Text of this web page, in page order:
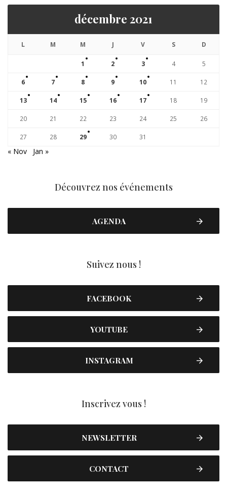
décembre 2021
L M M J V S D
1 2 3 4 5
6 7 8 9 10 11 12
13 14 15 16 17 18 19
20 21 22 23 24 25 26
27 28 29 30 31
« Nov Jan »
Découvrez nos événements
AGENDA
Suivez nous !
FACEBOOK
YOUTUBE
INSTAGRAM
Inscrivez vous !
NEWSLETTER
CONTACT